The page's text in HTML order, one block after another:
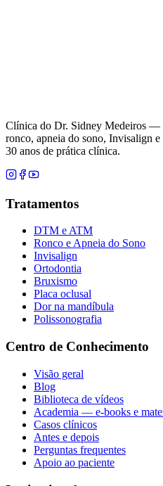
Clínica do Dr. Sidney Medeiros
ronco, apneia do sono, Invisalign
30 anos de prática clínica.
Tratamentos
DTM e ATM
Ronco e Apneia do Sono
Invisalign
Ortodontia
Bruxismo
Placa oclusal
Dor na mandíbula
Polissonografia
Centro de Conhecimento
Visão geral
Blog
Biblioteca de vídeos
Academia — e-books e
Casos clínicos
Antes e depois
Perguntas frequentes
Apoio ao paciente